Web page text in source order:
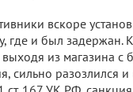
вскоре
где и был задержан.
из магазина с
сильно разозлился